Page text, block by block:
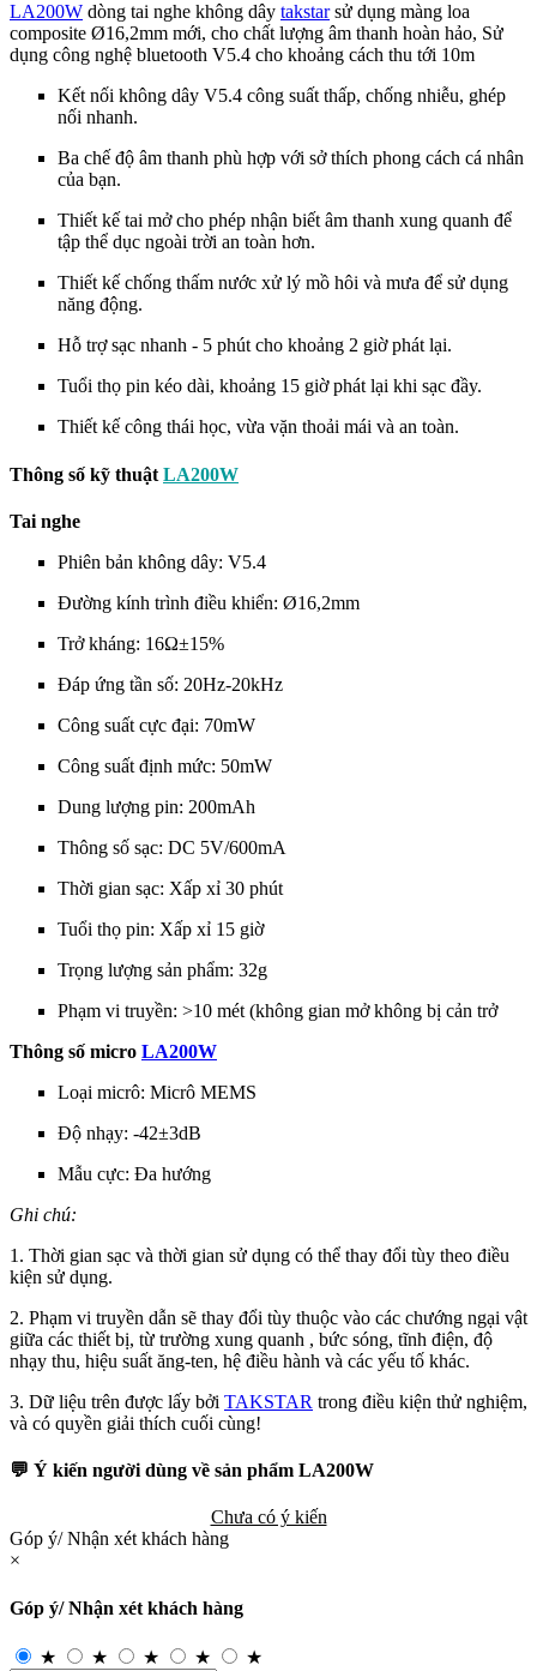
LA200W dòng tai nghe không dây takstarsử dụng màng loa
composite Ø16,2mm mới, cho chất lượng âm thanh hoàn hảo, Sử
dụng công nghệ bluetooth V5.4 cho khoảng cách thu tới 10m
Kết nối không dây V5.4 công suất thấp, chống nhiễu, ghép
nối nhanh.
Ba chế độ âm thanh phù hợp với sở thích phong cách cá nhân
của bạn.
Thiết kế tai mở cho phép nhận biết âm thanh xung quanh để
tập thể dục ngoài trời an toàn hơn.
Thiết kế chống thấm nước xử lý mồ hôi và mưa để sử dụng
năng động.
Hỗ trợ sạc nhanh - 5 phút cho khoảng 2 giờ phát lại.
Tuổi thọ pin kéo dài, khoảng 15 giờ phát lại khi sạc đầy.
Thiết kế công thái học, vừa vặn thoải mái và an toàn.
Thông số kỹ thuật LA200W
Tai nghe
Phiên bản không dây: V5.4
Đường kính trình điều khiển: Ø16,2mm
Trở kháng: 16Ω±15%
Đáp ứng tần số: 20Hz-20kHz
Công suất cực đại: 70mW
Công suất định mức: 50mW
Dung lượng pin: 200mAh
Thông số sạc: DC 5V/600mA
Thời gian sạc: Xấp xỉ 30 phút
Tuổi thọ pin: Xấp xỉ 15 giờ
Trọng lượng sản phẩm: 32g
Phạm vi truyền: >10 mét (không gian mở không bị cản trở
Thông số micro LA200W
Loại micrô: Micrô MEMS
Độ nhạy: -42±3dB
Mẫu cực: Đa hướng
Ghi chú:
1. Thời gian sạc và thời gian sử dụng có thể thay đổi tùy theo điều
kiện sử dụng.
2. Phạm vi truyền dẫn sẽ thay đổi tùy thuộc vào các chướng ngại vật
giữa các thiết bị, từ trường xung quanh , bức sóng, tĩnh điện, độ
nhạy thu, hiệu suất ăng-ten, hệ điều hành và các yếu tố khác.
3. Dữ liệu trên được lấy bởi TAKSTAR trong điều kiện thử nghiệm,
và có quyền giải thích cuối cùng!
💬 Ý kiến người dùng về sản phẩm LA200W
Chưa có ý kiến
Góp ý/ Nhận xét khách hàng
×
Góp ý/ Nhận xét khách hàng
★ ★ ★ ★ ★